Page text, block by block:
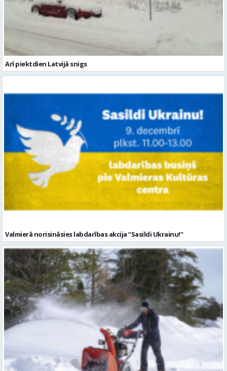
Arī piektdien Latvijā snigs
Valmierā norisināsies labdarības akcija “Sasildi Ukrainu!”